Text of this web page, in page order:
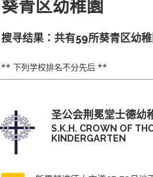
葵青区幼稚園
搜寻结果：共有59所葵青区幼稚
** 下列学校排名不分先后 **
圣公会荆冕堂士德幼
S.K.H. CROWN OF
KINDERGARTEN